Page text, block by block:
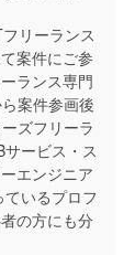
リーランス
案件にご参
ランス専門
案件参画後
ズフリーラ
ービス・ス
エンジニア
いるプロフ
の方にも分